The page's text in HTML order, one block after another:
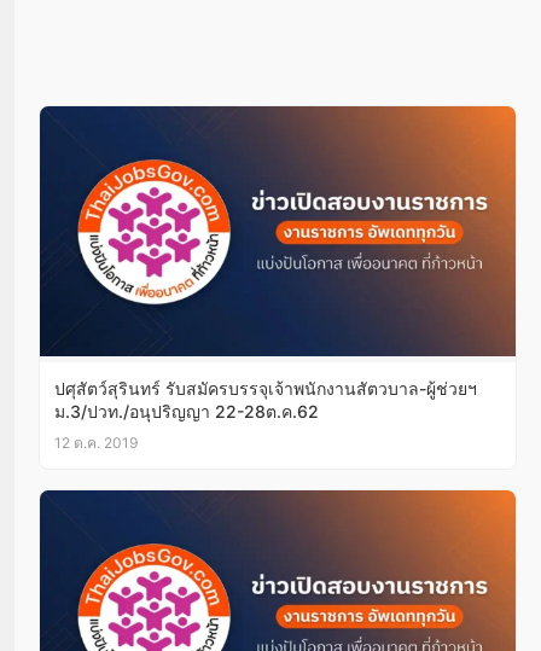
ปศุสัตว์สุรินทร์ รับสมัครบรรจุเจ้าพนักงานสัตวบาล-ผู้ช่วยฯ
ม.3/ปวท./อนุปริญญา 22-28ต.ค.62
12 ต.ค. 2019